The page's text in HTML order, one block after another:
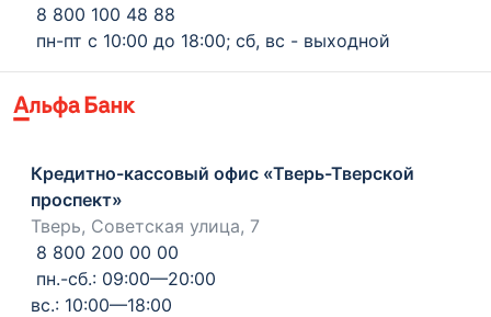
8 800 100 48 88
пн-пт с 10:00 до 18:00; сб, вс - выходной
Кредитно-кассовый офис «Тверь-Тверской
проспект»
Тверь, Советская улица, 7
8 800 200 00 00
пн.-сб.: 09:00—20:00
вс.: 10:00—18:00